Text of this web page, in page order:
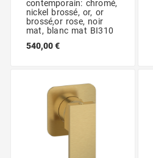
contemporain: chromé,
nickel brossé, or, or
brossé,or rose, noir
mat, blanc mat BI310
540,00 €